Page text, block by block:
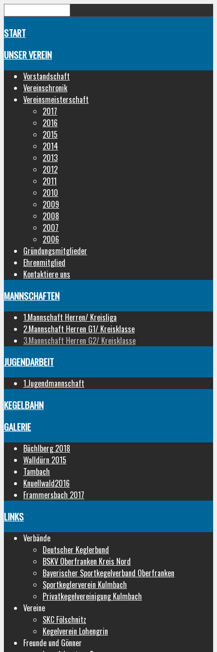
START
UNSER VEREIN
Vorstandschaft
Vereinschronik
Vereinsmeisterschaft
2017
2016
2015
2014
2013
2012
2011
2010
2009
2008
2007
2006
Gründungsmitglieder
Ehrenmitglied
Kontaktiere uns
MANNSCHAFTEN
1.Mannschaft Herren/ Kreisliga
2.Mannschaft Herren G1/ Kreisklasse
3.Mannschaft Herren G2/ Kreisklasse
JUGENDARBEIT
1.Jugendmannschaft
KEGELBAHN
GALERIE
Büchlberg 2018
Walldürn 2015
Tambach
Knuellwald2016
Frammersbach 2017
LINKS
Verbände
Deutscher Keglerbund
BSKV Oberfranken Kreis Nord
Bayerischer Sportkegelverband Oberfranken
Sportkeglerverein Kulmbach
Privatkegelvereinigung Kulmbach
Vereine
SKC Fölschnitz
Kegelverein Lohengrin
Freunde und Gönner